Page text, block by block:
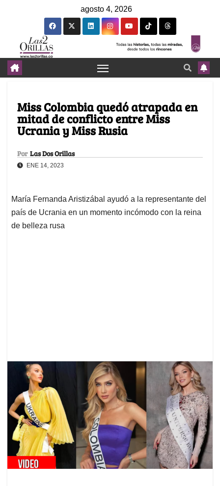
agosto 4, 2026
Miss Colombia quedó atrapada en
mitad de conflicto entre Miss
Ucrania y Miss Rusia
Por Las Dos Orillas
ENE 14, 2023
María Fernanda Aristizábal ayudó a la representante del
país de Ucrania en un momento incómodo con la reina
de belleza rusa